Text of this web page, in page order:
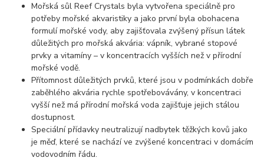
Mořská sůl Reef Crystals byla vytvořena speciálně pro
potřeby mořské akvaristiky a jako první byla obohacena
formulí mořské vody, aby zajišťovala zvýšený přísun látek
důležitých pro mořská akvária: vápník, vybrané stopové
prvky a vitamíny – v koncentracích vyšších než v přírodní
mořské vodě.
Přítomnost důležitých prvků, které jsou v podmínkách dobře
zaběhlého akvária rychle spotřebovávány, v koncentraci
vyšší než má přírodní mořská voda zajišťuje jejich stálou
dostupnost.
Speciální přídavky neutralizují nadbytek těžkých kovů jako
je měď, které se nachází ve zvýšené koncentraci v domácím
vodovodním řádu.